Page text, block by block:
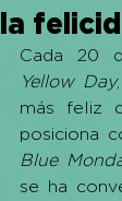
la
Yellow Day
más feliz
Blue
se ha